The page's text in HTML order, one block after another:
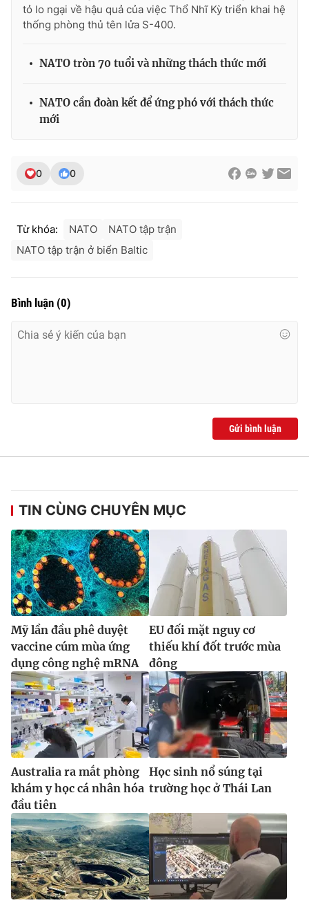
THỜI BÁO VTV
Cơ quan chủ quản:
cấp ngày 29/12/2023
Tổng Biên tập:Vũ Thanh Thủy
Tổng đài VTV:
Email: toasoan@vtv.vn
® Cấm sao chép dưới mọi hình thức nếu không có sự chấp
thuận bằng văn bản. Ghi rõ nguồn VTV.vn khi phát hành lại
thông tin từ website này.
tỏ lo ngại về hậu quả của việc Thổ Nhĩ Kỳ triển khai hệ
thống phòng thủ tên lửa S-400.
NATO tròn 70 tuổi và những thách thức mới
NATO cần đoàn kết để ứng phó với thách thức
mới
0 0
Từ khóa: NATO
NATO tập trận
NATO tập trận ở biển Baltic
Bình luận (0)
Gửi bình luận
TIN CÙNG CHUYÊN MỤC
Mỹ lần đầu phê duyệt
vaccine cúm mùa ứng
dụng công nghệ mRNA
EU đối mặt nguy cơ
thiếu khí đốt trước mùa
đông
Australia ra mắt phòng
khám y học cá nhân hóa
đầu tiên
Học sinh nổ súng tại
trường học ở Thái Lan